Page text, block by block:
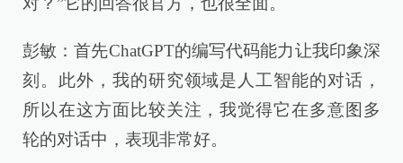
彭敏：首先ChatGPT的编写代码能力让我印象深
刻。此外，我的研究领域是人工智能的对话，
所以在这方面比较关注，我觉得它在多意图多
轮的对话中，表现非常好。